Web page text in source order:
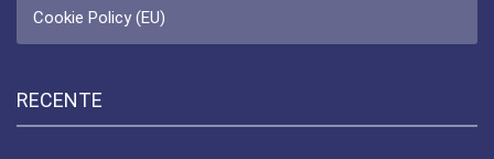
Cookie Policy (EU)
RECENTE